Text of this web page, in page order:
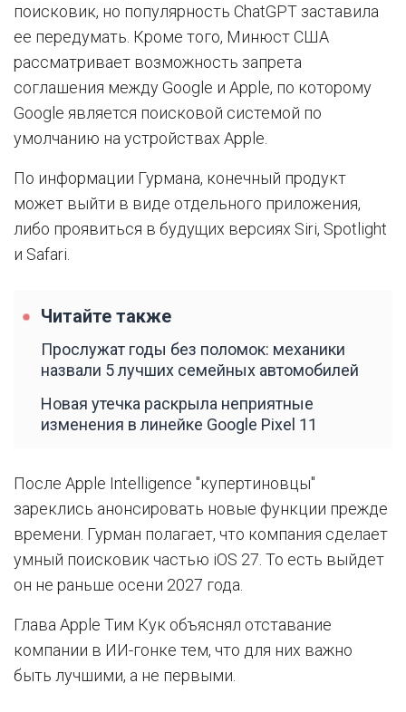
поисковик, но популярность ChatGPT заставила
ее передумать. Кроме того, Минюст США
рассматривает возможность запрета
соглашения между Google и Apple, по которому
Google является поисковой системой по
умолчанию на устройствах Apple.
По информации Гурмана, конечный продукт
может выйти в виде отдельного приложения,
либо проявиться в будущих версиях Siri, Spotlight
и Safari.
Читайте также
Прослужат годы без поломок: механики
назвали 5 лучших семейных автомобилей
Новая утечка раскрыла неприятные
изменения в линейке Google Pixel 11
После Apple Intelligence "купертиновцы"
зареклись анонсировать новые функции прежде
времени. Гурман полагает, что компания сделает
умный поисковик частью iOS 27. То есть выйдет
он не раньше осени 2027 года.
Глава Apple Тим Кук объяснял отставание
компании в ИИ-гонке тем, что для них важно
быть лучшими, а не первыми.